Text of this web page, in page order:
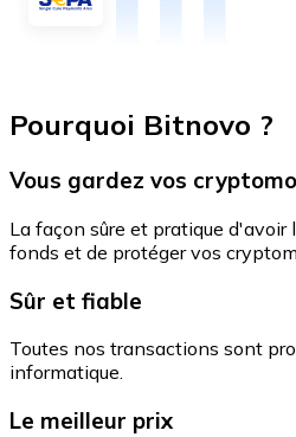
Pourquoi Bitnovo ?
Vous gardez vos
La façon sûre et pratique
fonds et de protéger vos
Sûr et fiable
Toutes nos transactions sont
informatique.
Le meilleur prix